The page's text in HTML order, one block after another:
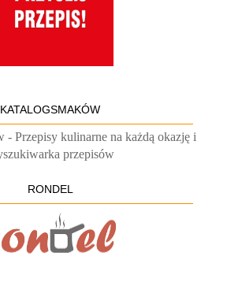
KATALOGSMAKÓW
RONDEL